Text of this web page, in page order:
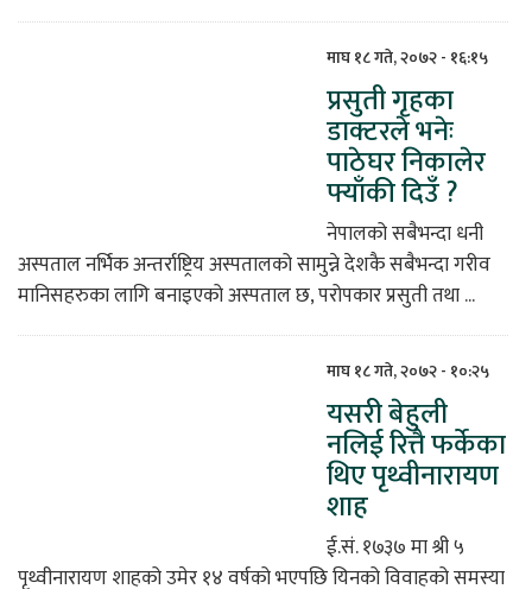
माघ १८ गते, २०७२ - १६:१५
प्रसुती गृहका
डाक्टरले भनेः
पाठेघर निकालेर
फ्याँकी दिउँ ?
नेपालको सबैभन्दा धनी
अस्पताल नर्भिक अन्तर्राष्ट्रिय अस्पतालको सामुन्ने देशकै सबैभन्दा गरीव
मानिसहरुका लागि बनाइएको अस्पताल छ, परोपकार प्रसुती तथा ...
माघ १८ गते, २०७२ - १०:२५
यसरी बेहुली
नलिई रित्तै फर्केका
थिए पृथ्वीनारायण
शाह
ई.सं. १७३७ मा श्री ५
पृथ्वीनारायण शाहको उमेर १४ वर्षको भएपछि यिनको विवाहको समस्या